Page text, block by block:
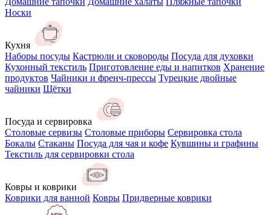
Носки
Кухня
Наборы посуды Кастрюли и сковороды Посуда для духовки
Кухонный текстиль Приготовление еды и напитков Хранение
продуктов Чайники и френч-прессы Турецкие двойные
чайники Щётки
Посуда и сервировка
Столовые сервизы Столовые приборы Сервировка стола
Бокалы Стаканы Посуда для чая и кофе Кувшины и графины
Текстиль для сервировки стола
Ковры и коврики
Коврики для ванной Ковры Придверные коврики